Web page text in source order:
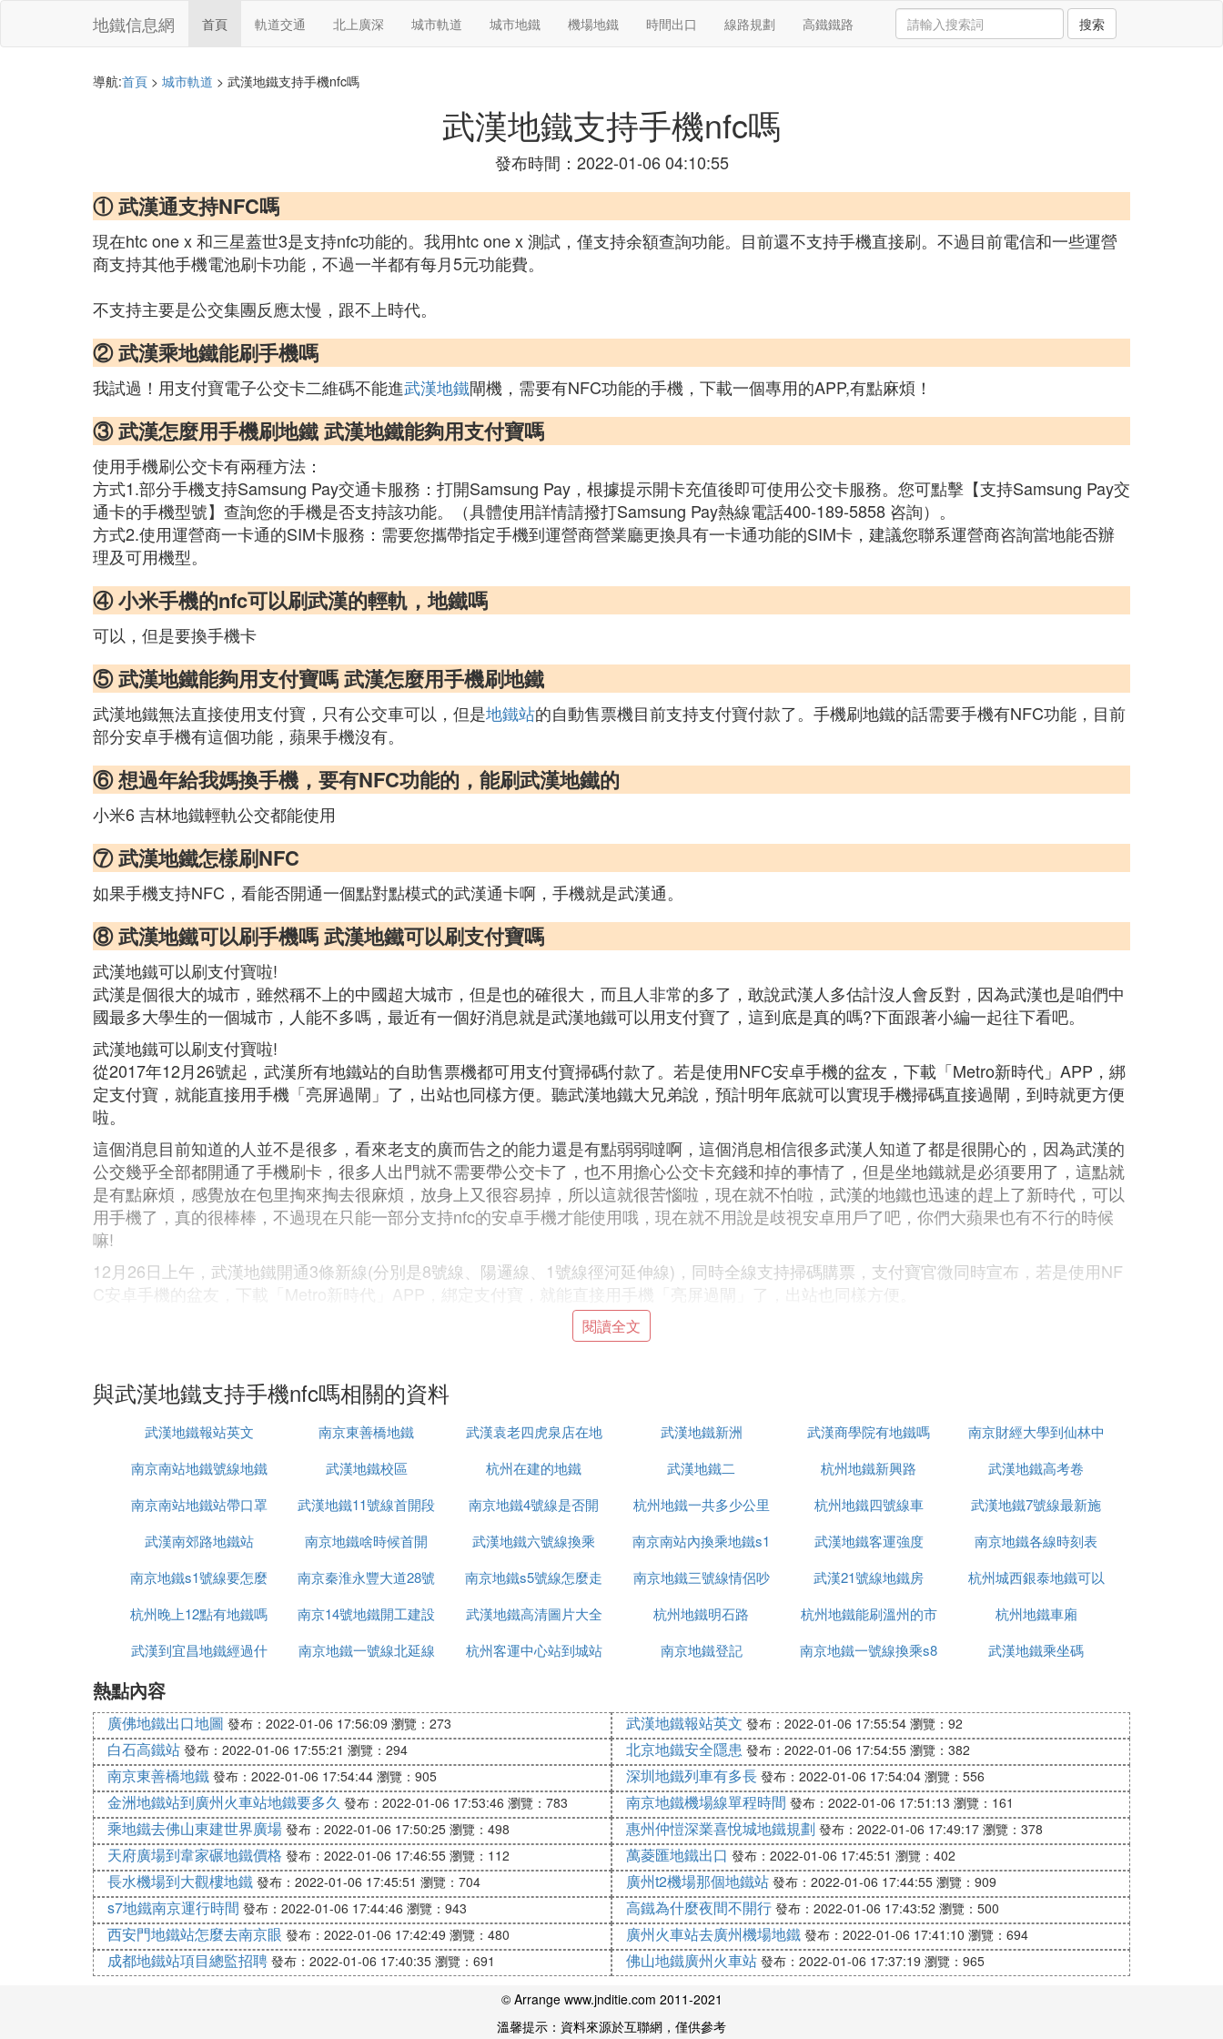
地鐵信息網 首頁 軌道交通 北上廣深 城市軌道 城市地鐵 機場地鐵 時間出口 線路規劃 高鐵鐵路 搜索
導航:首頁 > 城市軌道 > 武漢地鐵支持手機nfc嗎
武漢地鐵支持手機nfc嗎
發布時間：2022-01-06 04:10:55
① 武漢通支持NFC嗎
現在htc one x 和三星蓋世3是支持nfc功能的。我用htc one x 測試，僅支持余額查詢功能。目前還不支持手機直接刷。不過目前電信和一些運營
商支持其他手機電池刷卡功能，不過一半都有每月5元功能費。
不支持主要是公交集團反應太慢，跟不上時代。
② 武漢乘地鐵能刷手機嗎
我試過！用支付寶電子公交卡二維碼不能進武漢地鐵閘機，需要有NFC功能的手機，下載一個專用的APP,有點麻煩！
③ 武漢怎麼用手機刷地鐵 武漢地鐵能夠用支付寶嗎
使用手機刷公交卡有兩種方法：
方式1.部分手機支持Samsung Pay交通卡服務：打開Samsung Pay，根據提示開卡充值後即可使用公交卡服務。您可點擊【支持Samsung Pay交
通卡的手機型號】查詢您的手機是否支持該功能。（具體使用詳情請撥打Samsung Pay熱線電話400-189-5858 咨詢）。
方式2.使用運營商一卡通的SIM卡服務：需要您攜帶指定手機到運營商營業廳更換具有一卡通功能的SIM卡，建議您聯系運營商咨詢當地能否辦
理及可用機型。
④ 小米手機的nfc可以刷武漢的輕軌，地鐵嗎
可以，但是要換手機卡
⑤ 武漢地鐵能夠用支付寶嗎 武漢怎麼用手機刷地鐵
武漢地鐵無法直接使用支付寶，只有公交車可以，但是地鐵站的自動售票機目前支持支付寶付款了。手機刷地鐵的話需要手機有NFC功能，目前
部分安卓手機有這個功能，蘋果手機沒有。
⑥ 想過年給我媽換手機，要有NFC功能的，能刷武漢地鐵的
小米6 吉林地鐵輕軌公交都能使用
⑦ 武漢地鐵怎樣刷NFC
如果手機支持NFC，看能否開通一個點對點模式的武漢通卡啊，手機就是武漢通。
⑧ 武漢地鐵可以刷手機嗎 武漢地鐵可以刷支付寶嗎
武漢地鐵可以刷支付寶啦!
武漢是個很大的城市，雖然稱不上的中國超大城市，但是也的確很大，而且人非常的多了，敢說武漢人多估計沒人會反對，因為武漢也是咱們中
國最多大學生的一個城市，人能不多嗎，最近有一個好消息就是武漢地鐵可以用支付寶了，這到底是真的嗎?下面跟著小編一起往下看吧。
武漢地鐵可以刷支付寶啦!
從2017年12月26號起，武漢所有地鐵站的自助售票機都可用支付寶掃碼付款了。若是使用NFC安卓手機的盆友，下載「Metro新時代」APP，綁
定支付寶，就能直接用手機「亮屏過閘」了，出站也同樣方便。聽武漢地鐵大兄弟說，預計明年底就可以實現手機掃碼直接過閘，到時就更方便
啦。
這個消息目前知道的人並不是很多，看來老支的廣而告之的能力還是有點弱弱噠啊，這個消息相信很多武漢人知道了都是很開心的，因為武漢的
公交幾乎全部都開通了手機刷卡，很多人出門就不需要帶公交卡了，也不用擔心公交卡充錢和掉的事情了，但是坐地鐵就是必須要用了，這點就
是有點麻煩，感覺放在包里掏來掏去很麻煩，放身上又很容易掉，所以這就很苦惱啦，現在就不怕啦，武漢的地鐵也迅速的趕上了新時代，可以
用手機了，真的很棒棒，不過現在只能一部分支持nfc的安卓手機才能使用哦，現在就不用說是歧視安卓用戶了吧，你們大蘋果也有不行的時候
嘛!
12月26日上午，武漢地鐵開通3條新線(分別是8號線、陽邏線、1號線徑河延伸線)，同時全線支持掃碼購票，支付寶官微同時宣布，若是使用NF
C安卓手機的盆友，下載「Metro新時代」APP，綁定支付寶，就能直接用手機「亮屏過閘」了，出站也同樣方便。
當然最重要的是，預計明年底就可以實現手機掃碼直接過閘，這樣可以更好的提升用戶體驗，期待這項功能早日上線。
為什麼說掃碼體驗更好?我覺得NFC比掃碼方便吧
NFC勝在體驗 ，掃碼勝在普及面廣
問問你杭州大兄弟什麼時候能掃碼進
總感覺我大武漢跟馬爸爸關系不一般，身在杭州都沒感覺到快人一步的感覺
小編就在武漢，感覺真的很幸福呢!
⑨ 武漢地鐵能刷支付寶嗎 武漢地鐵能刷手機嗎
武漢地鐵也可以刷支付寶了，不僅僅是支付寶，NFC，微信，銀聯多渠道同時開通（下載武漢地鐵客戶端優惠更多），武漢地鐵所有運營線路
（8條線）、車站（167個車站）的全部閘機、售票機同步開通，目前的覆蓋面和數量為全國之最。
武漢地鐵刷手機注意事項
1.蘋果手機暫未開通
據介紹，刷手機過閘、購票功能支持手機型號為華為、小米、魅族、三星主流品牌NFC功能的手機，後期線網改造將支持更多機型。蘋果蘋果手
機暫時無法開通
手機暫時無法開通
2.出站時無手機視同無票處理
如出站時無手機或手機無電，則視同無票處理，須按最高單程票價補齊車票才能出閘。
同時，下一次使用該手機過閘進站前，須再次前往客服中心進行次序更新收取兩元費用後，方可進站乘車。
小編總結
今後以後再也不怕
找不到零錢、忘帶公交卡
充值不便、余額不足
這些破事兒了
閱讀全文
與武漢地鐵支持手機nfc嗎相關的資料
武漢地鐵報站英文 南京東善橋地鐵
武漢袁老四虎泉店在地
鐵站哪裡
武漢地鐵新洲 武漢商學院有地鐵嗎
南京財經大學到仙林中
心地鐵站
南京南站地鐵號線地鐵 武漢地鐵校區 杭州在建的地鐵 武漢地鐵二 杭州地鐵新興路
武漢地鐵高考卷
南京南站地鐵站帶口罩
武漢地鐵11號線首開段
為什麼
南京地鐵4號線是否開
通
杭州地鐵一共多少公里 杭州地鐵四號線車
武漢地鐵7號線最新施
工進展
武漢南郊路地鐵站 南京地鐵啥時候首開 武漢地鐵六號線換乘 南京南站內換乘地鐵s1 武漢地鐵客運強度
南京地鐵各線時刻表
南京地鐵s1號線要怎麼
買票
南京秦淮永豐大道28號
地鐵站在哪裡
南京地鐵s5號線怎麼走
南京地鐵三號線情侶吵
架視頻
武漢21號線地鐵房
杭州城西銀泰地鐵可以
到
杭州晚上12點有地鐵嗎 南京14號地鐵開工建設
武漢地鐵高清圖片大全
圖片大全圖片
杭州地鐵明石路
杭州地鐵能刷溫州的市
民卡嗎
杭州地鐵車廂
武漢到宜昌地鐵經過什
南京地鐵一號線北延線
杭州客運中心站到城站
南京地鐵登記 南京地鐵一號線換乘s8 武漢地鐵乘坐碼
熱點內容
廣佛地鐵出口地圖 發布：2022-01-06 17:56:09 瀏覽：273 武漢地鐵報站英文 發布：2022-01-06 17:55:54 瀏覽：92
白石高鐵站 發布：2022-01-06 17:55:21 瀏覽：294 北京地鐵安全隱患 發布：2022-01-06 17:54:55 瀏覽：382
南京東善橋地鐵 發布：2022-01-06 17:54:44 瀏覽：905 深圳地鐵列車有多長 發布：2022-01-06 17:54:04 瀏覽：556
金洲地鐵站到廣州火車站地鐵要多久 發布：2022-01-06 17:53:46 瀏覽：783 南京地鐵機場線單程時間 發布：2022-01-06 17:51:13 瀏覽：161
乘地鐵去佛山東建世界廣場 發布：2022-01-06 17:50:25 瀏覽：498 惠州仲愷深業喜悅城地鐵規劃 發布：2022-01-06 17:49:17 瀏覽：378
天府廣場到韋家碾地鐵價格 發布：2022-01-06 17:46:55 瀏覽：112 萬菱匯地鐵出口 發布：2022-01-06 17:45:51 瀏覽：402
長水機場到大觀樓地鐵 發布：2022-01-06 17:45:51 瀏覽：704 廣州t2機場那個地鐵站 發布：2022-01-06 17:44:55 瀏覽：909
s7地鐵南京運行時間 發布：2022-01-06 17:44:46 瀏覽：943 高鐵為什麼夜間不開行 發布：2022-01-06 17:43:52 瀏覽：500
西安門地鐵站怎麼去南京眼 發布：2022-01-06 17:42:49 瀏覽：480 廣州火車站去廣州機場地鐵 發布：2022-01-06 17:41:10 瀏覽：694
成都地鐵站項目總監招聘 發布：2022-01-06 17:40:35 瀏覽：691 佛山地鐵廣州火車站 發布：2022-01-06 17:37:19 瀏覽：965
© Arrange www.jnditie.com 2011-2021
溫馨提示：資料來源於互聯網，僅供參考